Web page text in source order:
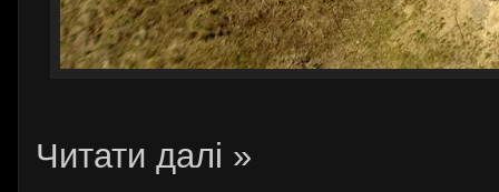
Читати далі »